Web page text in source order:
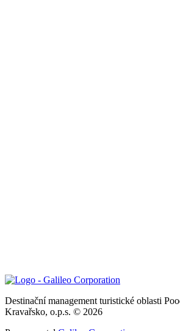
Destinační management turistické oblasti
Kravařsko, o.p.s. © 2026